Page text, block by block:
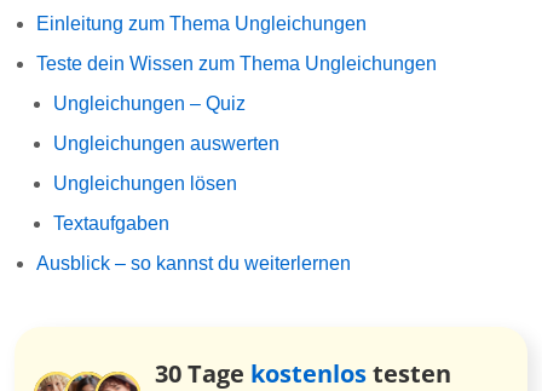
Einleitung zum Thema Ungleichungen
Teste dein Wissen zum Thema Ungleichungen
Ungleichungen – Quiz
Ungleichungen auswerten
Ungleichungen lösen
Textaufgaben
Ausblick – so kannst du weiterlernen
30 Tage kostenlostesten